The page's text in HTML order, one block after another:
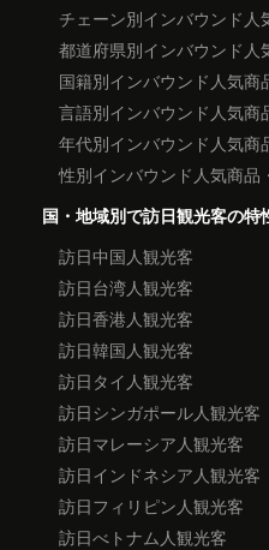
チェーン別インバウンド人
都道府県別インバウンド人
国籍別インバウンド人気商
言語別インバウンド人気商
年代別インバウンド人気商
性別インバウンド人気商品
国・地域別で訪日観光客の特
訪日中国人観光客
訪日台湾人観光客
訪日香港人観光客
訪日韓国人観光客
訪日タイ人観光客
訪日シンガポール人観光客
訪日マレーシア人観光客
訪日インドネシア人観光客
訪日フィリピン人観光客
訪日べトナム人観光客